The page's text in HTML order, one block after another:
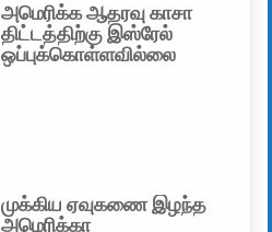
அமெரிக்க ஆதரவு காசா
திட்டத்திற்கு இஸ்ரேல்
ஒப்புக்கொள்ளவில்லை
முக்கிய ஏவுகணை இழந்த
அமெரிக்கா